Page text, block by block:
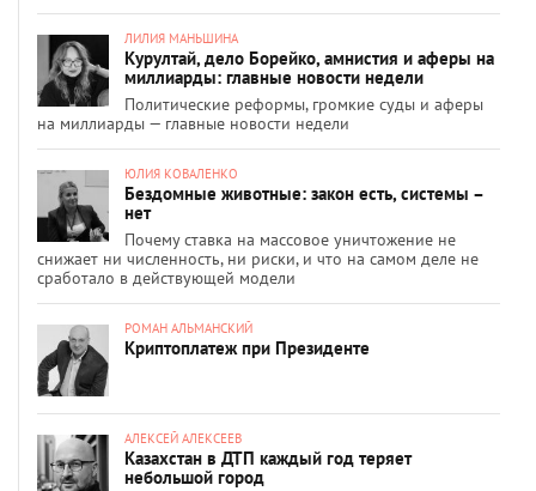
ЛИЛИЯ МАНЬШИНА
Курултай, дело Борейко, амнистия и аферы на
миллиарды: главные новости недели
Политические реформы, громкие суды и аферы
на миллиарды — главные новости недели
ЮЛИЯ КОВАЛЕНКО
Бездомные животные: закон есть, системы –
нет
Почему ставка на массовое уничтожение не
снижает ни численность, ни риски, и что на самом деле не
сработало в действующей модели
РОМАН АЛЬМАНСКИЙ
Криптоплатеж при Президенте
АЛЕКСЕЙ АЛЕКСЕЕВ
Казахстан в ДТП каждый год теряет
небольшой город